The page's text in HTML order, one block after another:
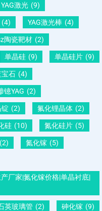
YAG激光 (9)
(4) YAG激光棒 (4)
陶瓷靶材 (2)
单晶硅 (9) 单晶硅片 (9)
宝石 (4)
镱YAG (2)
(2) 氟化锂晶体 (2)
硅 (10) 氮化硅片 (5)
(2) 氮化镓 (5)
厂家|氮化镓价格|单晶衬底|
英玻璃管 (2) 砷化镓 (9)